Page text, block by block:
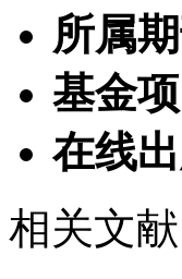
所属
基金
在线
相关文献